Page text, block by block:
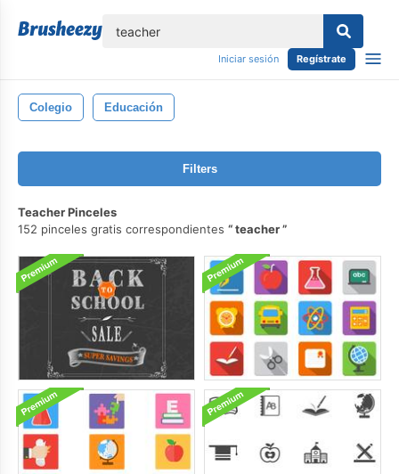
Iniciar sesión Regístrate
Colegio Educación
Filters
Teacher Pinceles
152 pinceles gratis correspondientes
teacher